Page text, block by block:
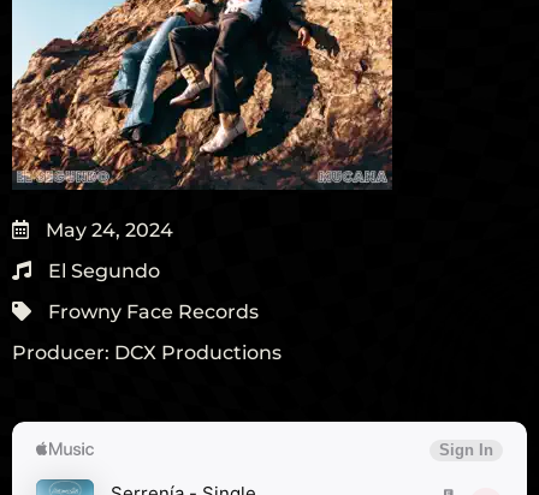
May 24, 2024
El Segundo
Frowny Face Records
Producer: DCX Productions